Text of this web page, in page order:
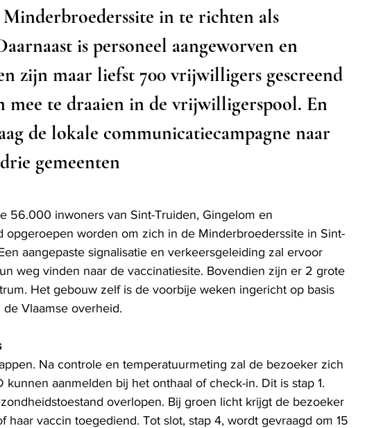
in te richten als
is personeel aangeworven en
zijn maar liefst 700 vrijwilligers gescreend
mee te draaien in de vrijwilligerspool. En
de lokale communicatiecampagne naar
gemeenten
56.000 inwoners van Sint-Truiden, Gingelom en
opgeroepen worden om zich in de Minderbroederssite in Sint-
aangepaste signalisatie en verkeersgeleiding zal ervoor
weg vinden naar de vaccinatiesite. Bovendien zijn er 2 grote
Het gebouw zelf is de voorbije weken ingericht op basis
Vlaamse overheid.
Na controle en temperatuurmeting zal de bezoeker zich
kunnen aanmelden bij het onthaal of check-in. Dit is stap 1.
overlopen. Bij groen licht krijgt de bezoeker
haar vaccin toegediend. Tot slot, stap 4, wordt gevraagd om 15